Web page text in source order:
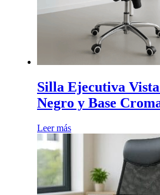
Silla Ejecutiva
Negro y Base
Leer más